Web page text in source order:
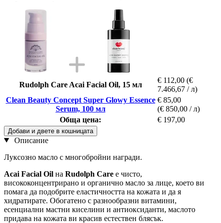
Rudolph Care Acai Facial Oil, 15 мл
€ 112,00 (€
7.466,67 / л)
Clean Beauty Concept Super Glowy Essence
Serum, 100 мл
€ 85,00
(€ 850,00 / л)
Обща цена:
€ 197,00
Добави и двете в кошницата
Описание
Луксозно масло с многобройни награди.
Acai Facial Oil на Rudolph Care е чисто,
висококонцентрирано и органично масло за лице, което ви
помага да подобрите еластичността на кожата и да я
хидратирате. Обогатено с разнообразни витамини,
есенциални мастни киселини и антиоксиданти, маслото
придава на кожата ви красив естествен блясък.